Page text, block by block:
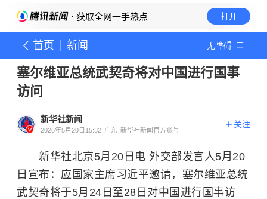
· 获取全网一手热点 打开
首页 新闻 无障碍
塞尔维亚总统武契奇将对中国进行国事
访问
新华社新闻
2026年5月20日15:32 广东 新华社新闻官方账号
关注
新华社北京5月20日电 外交部发言人5月20
日宣布：应国家主席习近平邀请，塞尔维亚总统
武契奇将于5月24日至28日对中国进行国事访